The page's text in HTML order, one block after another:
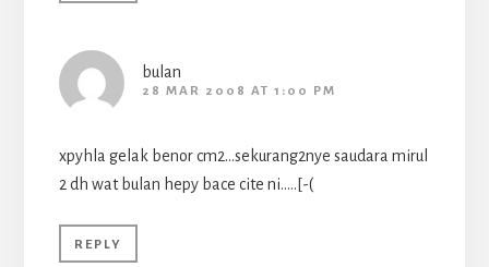
bulan
28 MAR 2008 AT 1:00 PM
xpyhla gelak benor cm2…sekurang2nye saudara mirul
2 dh wat bulan hepy bace cite ni…..[-(
REPLY